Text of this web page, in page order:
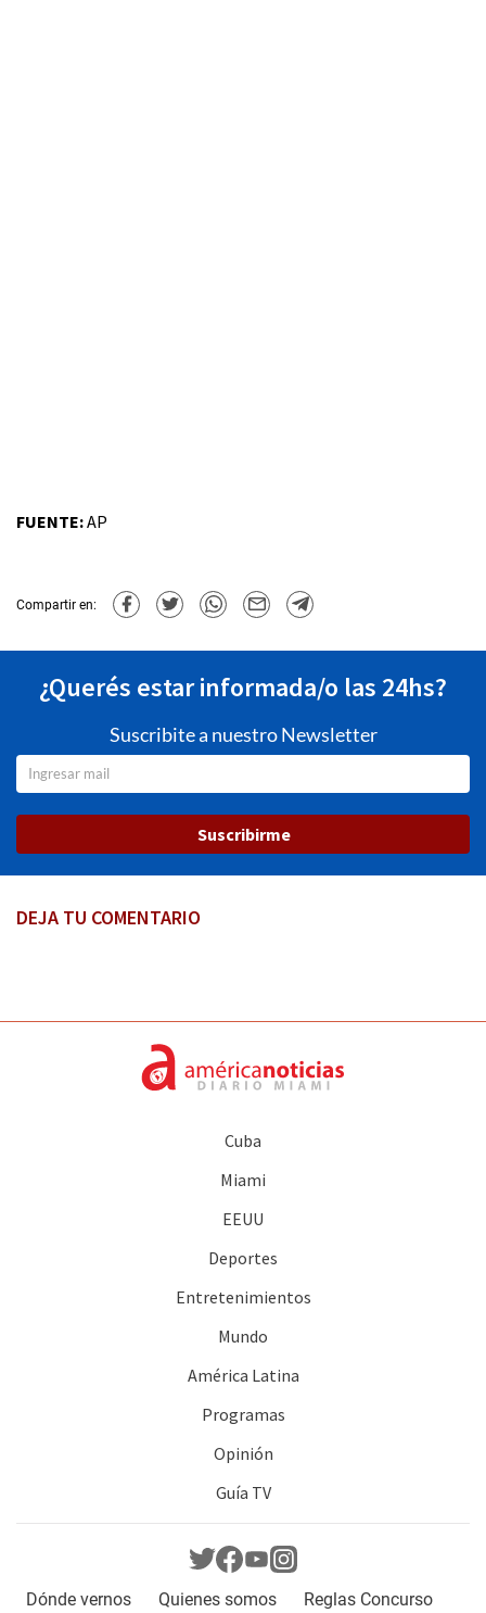
FUENTE:AP
Compartir en:
¿Querés estar informada/o las 24hs?
Suscribite a nuestro Newsletter
Suscribirme
DEJA TU COMENTARIO
Cuba
Miami
EEUU
Deportes
Entretenimientos
Mundo
América Latina
Programas
Opinión
Guía TV
Dónde vernos Quienes somos Reglas Concurso